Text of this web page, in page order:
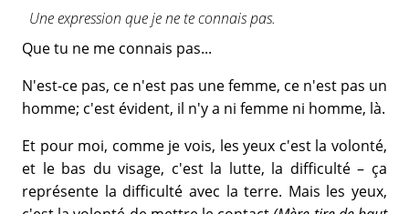
Une expression que je ne te connais pas.
Que tu ne me connais pas...
N'est-ce pas, ce n'est pas une femme, ce n'est pas un
homme; c'est évident, il n'y a ni femme ni homme, là.
Et pour moi, comme je vois, les yeux c'est la volonté,
et le bas du visage, c'est la lutte, la difficulté – ça
représente la difficulté avec la terre. Mais les yeux,